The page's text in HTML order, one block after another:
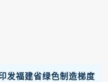
发福建省绿色制造梯度